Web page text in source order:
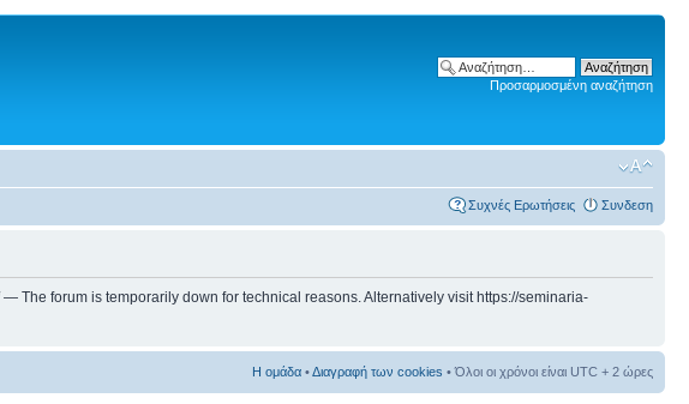
Προσαρμοσμένη αναζήτηση
Συχνές Ερωτήσεις Συνδεση
— The forum is temporarily down for technical reasons. Alternatively visit https://seminaria-
Η ομάδα •Διαγραφή των cookies • Όλοι οι χρόνοι είναι UTC + 2 ώρες